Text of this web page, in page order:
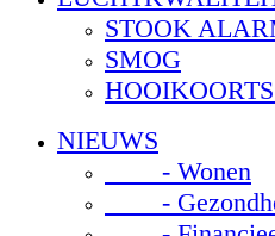
STOOK
SMOG
NIEUWS
- Wonen
-